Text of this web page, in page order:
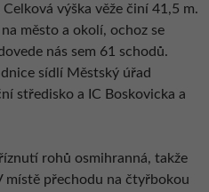
výška věže činí 41,5 m.
město a okolí, ochoz se
nás sem 61 schodů.
sídlí Městský úřad
středisko a IC Boskovicka a
rohů osmihranná, takže
místě přechodu na čtyřbokou